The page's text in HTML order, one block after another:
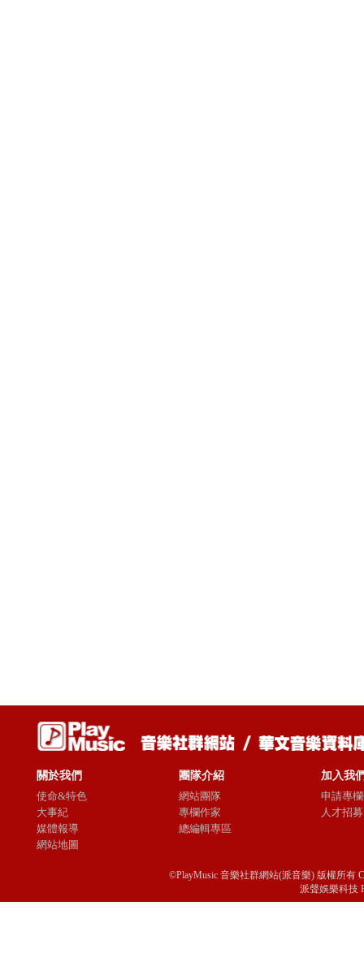
關於我們
使命&特色
大事紀
媒體報導
網站地圖
團隊介紹
網站團隊
專欄作家
總編輯專區
加入我
申請專
人才招募
©PlayMusic 音樂社群網站(派音樂) 版權所有
派聲娛樂科技